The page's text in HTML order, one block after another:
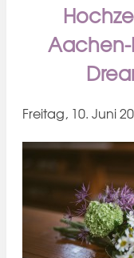
Aachen-
Freitag, 10. Juni